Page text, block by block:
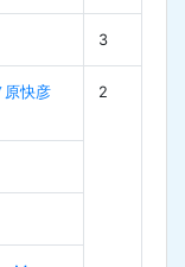
3
原快彦
2